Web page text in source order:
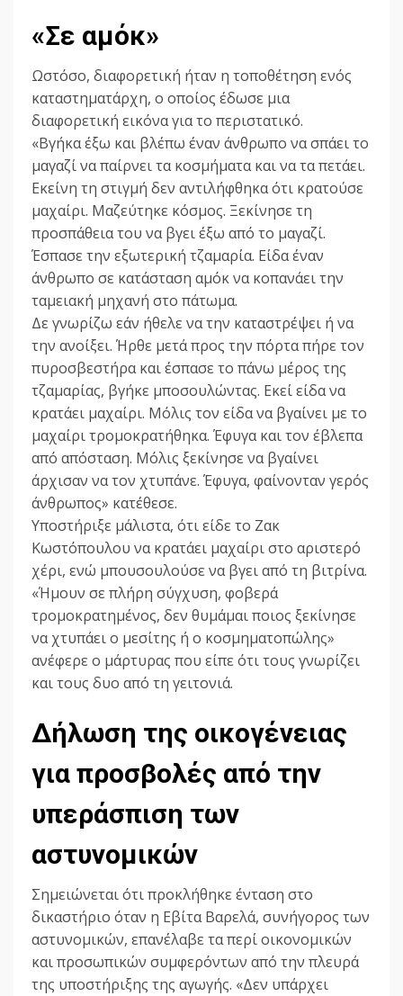
«Σε αμόκ»
Ωστόσο, διαφορετική ήταν η τοποθέτηση ενός
καταστηματάρχη, ο οποίος έδωσε μια
διαφορετική εικόνα για το περιστατικό.
«Βγήκα έξω και βλέπω έναν άνθρωπο να σπάει το
μαγαζί να παίρνει τα κοσμήματα και να τα πετάει.
Εκείνη τη στιγμή δεν αντιλήφθηκα ότι κρατούσε
μαχαίρι. Μαζεύτηκε κόσμος. Ξεκίνησε τη
προσπάθεια του να βγει έξω από το μαγαζί.
Έσπασε την εξωτερική τζαμαρία. Είδα έναν
άνθρωπο σε κατάσταση αμόκ να κοπανάει την
ταμειακή μηχανή στο πάτωμα.
Δε γνωρίζω εάν ήθελε να την καταστρέψει ή να
την ανοίξει. Ήρθε μετά προς την πόρτα πήρε τον
πυροσβεστήρα και έσπασε το πάνω μέρος της
τζαμαρίας, βγήκε μποσουλώντας. Εκεί είδα να
κρατάει μαχαίρι. Μόλις τον είδα να βγαίνει με το
μαχαίρι τρομοκρατήθηκα. Έφυγα και τον έβλεπα
από απόσταση. Μόλις ξεκίνησε να βγαίνει
άρχισαν να τον χτυπάνε. Έφυγα, φαίνονταν γερός
άνθρωπος» κατέθεσε.
Υποστήριξε μάλιστα, ότι είδε το Ζακ
Κωστόπουλου να κρατάει μαχαίρι στο αριστερό
χέρι, ενώ μπουσουλούσε να βγει από τη βιτρίνα.
«Ήμουν σε πλήρη σύγχυση, φοβερά
τρομοκρατημένος, δεν θυμάμαι ποιος ξεκίνησε
να χτυπάει ο μεσίτης ή ο κοσμηματοπώλης»
ανέφερε ο μάρτυρας που είπε ότι τους γνωρίζει
και τους δυο από τη γειτονιά.
Δήλωση της οικογένειας
για προσβολές από την
υπεράσπιση των
αστυνομικών
Σημειώνεται ότι προκλήθηκε ένταση στο
δικαστήριο όταν η Εβίτα Βαρελά, συνήγορος των
αστυνομικών, επανέλαβε τα περί οικονομικών
και προσωπικών συμφερόντων από την πλευρά
της υποστήριξης της αγωγής. «Δεν υπάρχει